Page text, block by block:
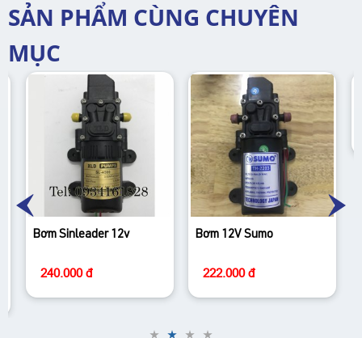
SẢN PHẨM CÙNG CHUYÊN
MỤC
Bơm Sinleader 12v
240.000 đ
Bơm 12V Sumo
222.000 đ